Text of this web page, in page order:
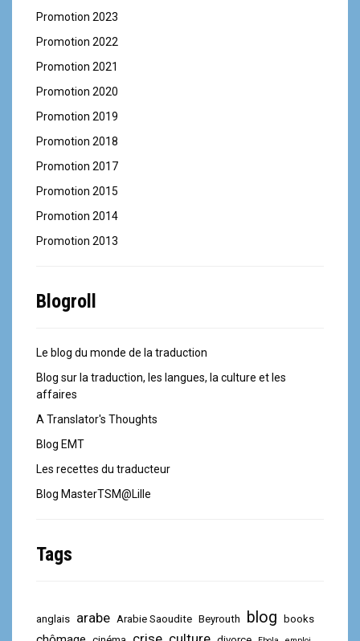
Promotion 2023
Promotion 2022
Promotion 2021
Promotion 2020
Promotion 2019
Promotion 2018
Promotion 2017
Promotion 2015
Promotion 2014
Promotion 2013
Blogroll
Le blog du monde de la traduction
Blog sur la traduction, les langues, la culture et les
affaires
A Translator's Thoughts
Blog EMT
Les recettes du traducteur
Blog MasterTSM@Lille
Tags
anglais arabe Arabie Saoudite Beyrouth blog books